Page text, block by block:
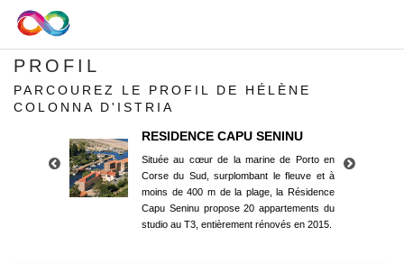
PROFIL
PARCOUREZ LE PROFIL DE HÉLÈNE
COLONNA D'ISTRIA
RESIDENCE CAPU SENINU
Située au cœur de la marine de Porto en
Corse du Sud, surplombant le fleuve et à
moins de 400 m de la plage, la Résidence
Capu Seninu propose 20 appartements du
studio au T3, entièrement rénovés en 2015.